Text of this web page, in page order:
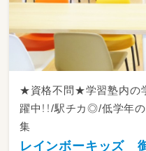
★資格不問★学習塾内の学
躍中！！/駅チカ◎/低学年
集
レインボーキッズ